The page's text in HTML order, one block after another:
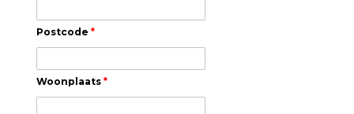
Postcode *
Woonplaats *